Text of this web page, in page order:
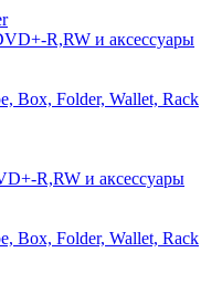
R,RW и аксессуары
Box, Folder, Wallet, Rack
R,RW и аксессуары
Box, Folder, Wallet, Rack